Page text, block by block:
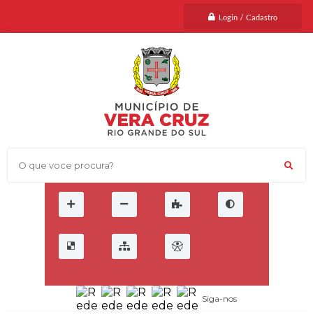
Login / Cadastro
O que voce procura?
Siga-nos